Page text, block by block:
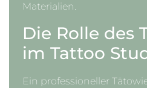
Materialien.
Die Rolle des
im Tattoo
Ein professioneller